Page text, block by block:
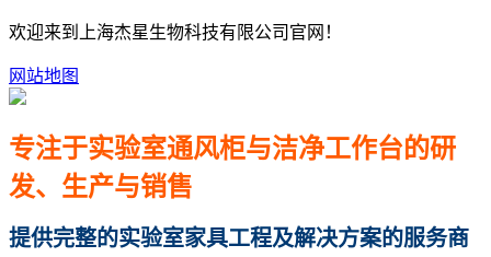
欢迎来到上海杰星生物科技有限公司官网！
网站地图
专注于实验室通风柜与洁净工作台的研
发、生产与销售
提供完整的实验室家具工程及解决方案的服务商